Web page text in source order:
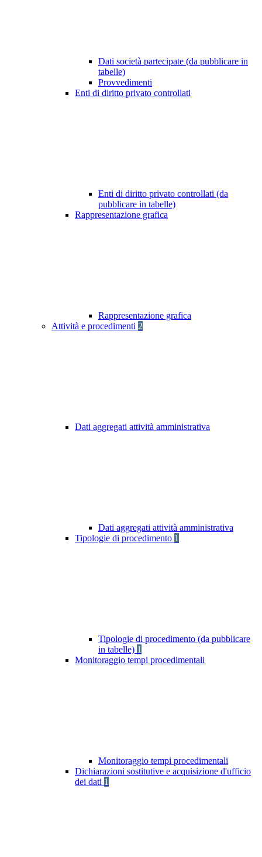
Dati società partecipate (da pubblicare in
tabelle)
Provvedimenti
Enti di diritto privato controllati
Enti di diritto privato controllati (da
pubblicare in tabelle)
Rappresentazione grafica
Rappresentazione grafica
Attività e procedimenti 2
Dati aggregati attività amministrativa
Dati aggregati attività amministrativa
Tipologie di procedimento 1
Tipologie di procedimento (da pubblicare
in tabelle) 1
Monitoraggio tempi procedimentali
Monitoraggio tempi procedimentali
Dichiarazioni sostitutive e acquisizione d'ufficio
dei dati 1